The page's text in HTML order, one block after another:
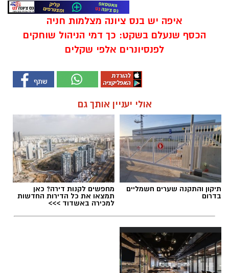
איפה יש בנס ציונה מצלמות חניה
הכסף שנעלם בשקט: כך דמי הניהול שוחקים
לפנסיונרים אלפי שקלים
אולי יעניין אותך גם
תיקון והתקנה שערים חשמליים
בדרום
מחפשים לקנות דירה? כאן
תמצאו את כל הדירות החדשות
למכירה באשדוד >>>